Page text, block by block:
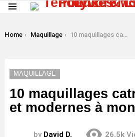
You are here:
Home Maquillage 10 maquillages catrina faciles et modernes à montrer en 2021
MAQUILLAGE
10 maquillages
et modernes à
by David D. 26.5k